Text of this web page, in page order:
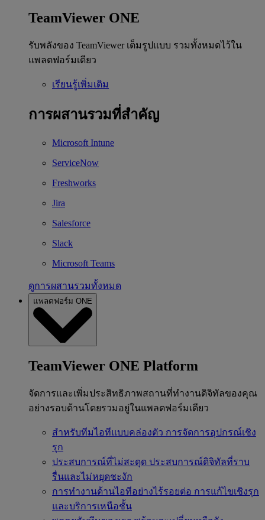
TeamViewer ONE
รับพลังของ TeamViewer เต็มรูปแบบ รวมทั้งหมดไว้ใน
แพลตฟอร์มเดียว
เรียนรู้เพิ่มเติม
การผสานรวมที่สำคัญ
Microsoft Intune
ServiceNow
Freshworks
Jira
Salesforce
Slack
Microsoft Teams
ดูการผสานรวมทั้งหมด
แพลตฟอร์ม ONE
TeamViewer ONE Platform
จัดการและเพิ่มประสิทธิภาพสถานที่ทำงานดิจิทัลของคุณ
อย่างรอบด้านโดยรวมอยู่ในแพลตฟอร์มเดียว
สำหรับทีมไอทีแบบคล่องตัว การจัดการอุปกรณ์เชิง
รุก
ประสบการณ์ที่ไม่สะดุด ประสบการณ์ดิจิทัลที่ราบ
รื่นและไม่หยุดชะงัก
การทำงานด้านไอทีอย่างไร้รอยต่อ การแก้ไขเชิงรุก
และบริการเหนือชั้น